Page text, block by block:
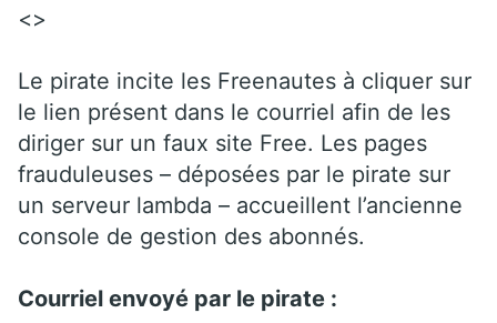
<>
Le pirate incite les Freenautes à cliquer sur
le lien présent dans le courriel afin de les
diriger sur un faux site Free. Les pages
frauduleuses – déposées par le pirate sur
un serveur lambda – accueillent l’ancienne
console de gestion des abonnés.
Courriel envoyé par le pirate :